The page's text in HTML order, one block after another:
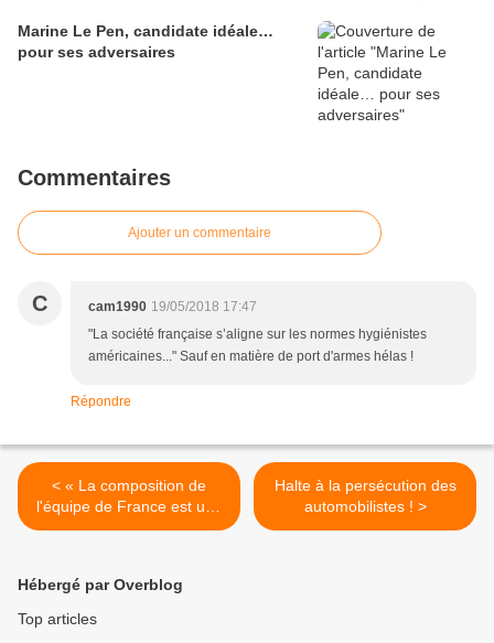
Marine Le Pen, candidate idéale…
pour ses adversaires
Commentaires
Ajouter un commentaire
C cam1990 19/05/2018 17:47
"La société française s’aligne sur les normes hygiénistes
américaines..." Sauf en matière de port d'armes hélas !
Répondre
< « La composition de
l'équipe de France est une
honte en plus d'être une
Halte à la persécution des
automobilistes ! >
Hébergé par Overblog
Top articles